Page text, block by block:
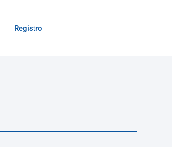
Registro